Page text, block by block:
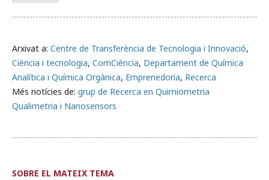
Arxivat a: Centre de Transferència de Tecnologia i Innovació,
Ciència i tecnologia, ComCiència, Departament de Química
Analítica i Química Orgànica, Emprenedoria, Recerca
Més notícies de: grup de Recerca en Quimiometria
Qualimetria i Nanosensors
SOBRE EL MATEIX TEMA